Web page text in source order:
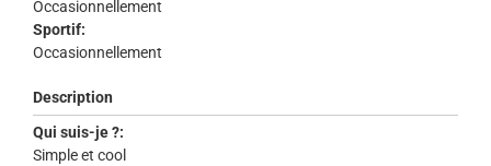
Occasionnellement
Sportif:
Occasionnellement
Description
Qui suis-je ?:
Simple et cool